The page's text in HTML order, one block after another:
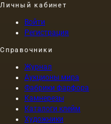
Личный кабинет
Войти
Регистрация
Справочники
Журнал
Аукционы мира
Фабрики фарфора
Камнерезы
Каталоги клейм
Художники